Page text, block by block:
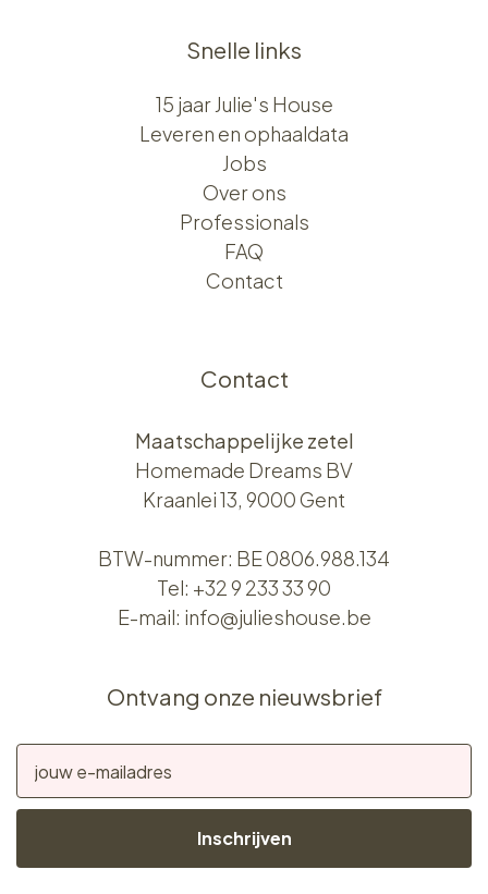
Snelle links
15 jaar Julie's House
Leveren en ophaaldata
Jobs
Over ons​​
Professionals
FAQ
Contact
Contact
Maatschappelijke zetel
Homemade Dreams BV
Kraanlei 13, 9000 Gent
BTW-nummer: BE 0806.988.134
Tel: +32 9 233 33 90
E-mail: info@julieshouse.be
Ontvang onze nieuwsbrief
Inschrijven